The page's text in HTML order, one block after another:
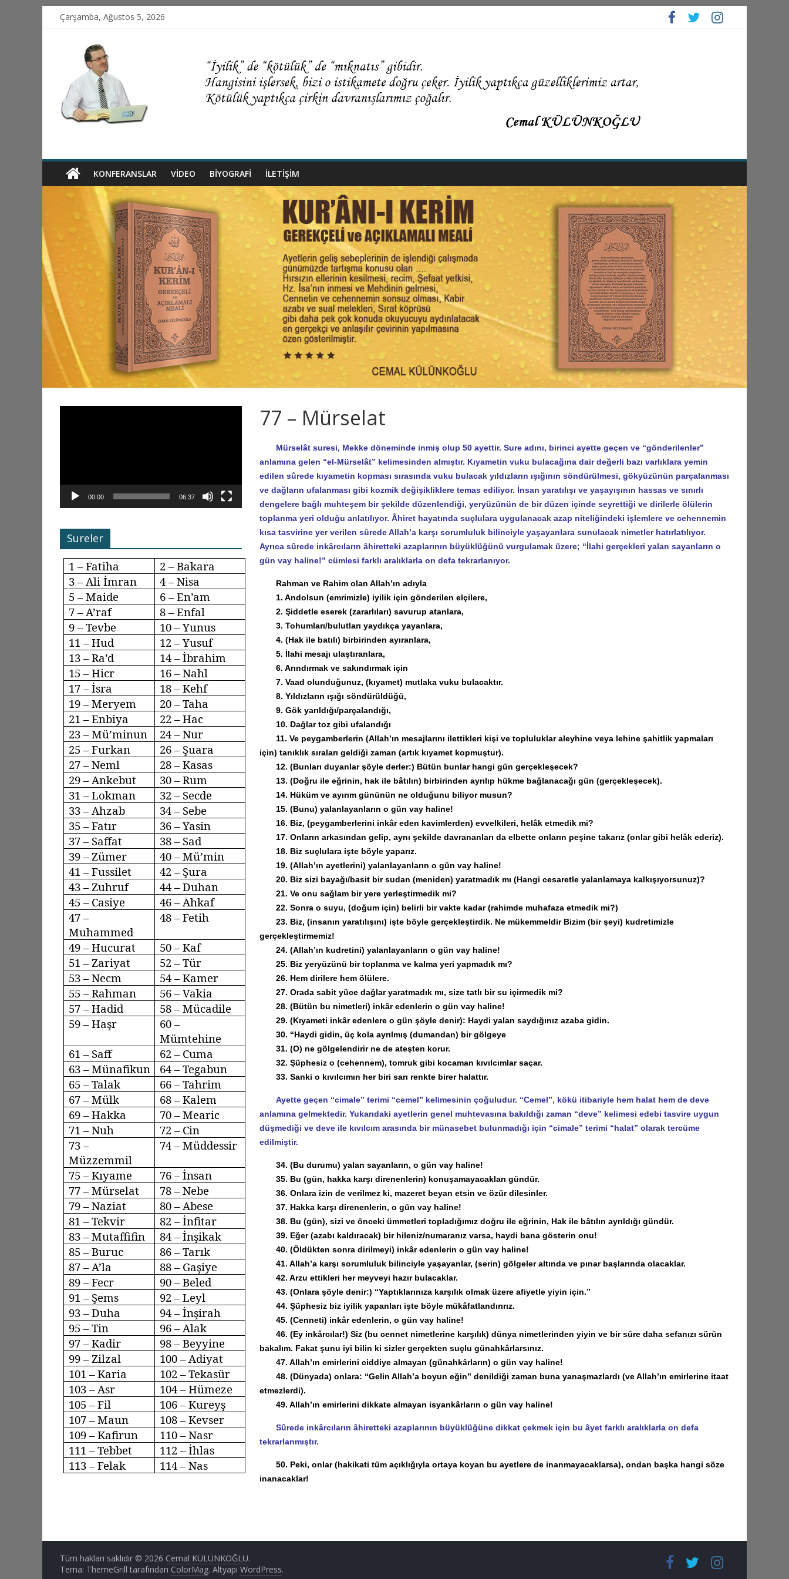
Çarşamba, Ağustos 5, 2026
KONFERANSLAR VIDEO BİYOGRAFİ İLETİŞİM
77 – Mürselat
Mürselât suresi, Mekke döneminde inmiş olup 50 ayettir. Sure adını, birinci ayette geçen ve “gönderilenler”
anlamına gelen “el-Mürselât” kelimesinden almıştır. Kıyametin vuku bulacağına dair değerli bazı varlıklara yemin
edilen sûrede kıyametin kopması sırasında vuku bulacak yıldızların ışığının söndürülmesi, gökyüzünün parçalanması
ve dağların ufalanması gibi kozmik değişikliklere temas ediliyor. İnsan yaratılışı ve yaşayışının hassas ve sınırlı
dengelere bağlı muhteşem bir şekilde düzenlendiği, yeryüzünün de bir düzen içinde seyrettiği ve dirilerle ölülerin
toplanma yeri olduğu anlatılıyor. Âhiret hayatında suçlulara uygulanacak azap niteliğindeki işlemlere ve cehennemin
kısa tasvirine yer verilen sûrede Allah’a karşı sorumluluk bilinciyle yaşayanlara sunulacak nimetler hatırlatılıyor.
Ayrıca sûrede inkârcıların âhiretteki azaplarının büyüklüğünü vurgulamak üzere; “İlahi gerçekleri yalan sayanların o
gün vay haline!” cümlesi farklı aralıklarla on defa tekrarlanıyor.
Rahman ve Rahim olan Allah’ın adıyla
1. Andolsun (emrimizle) iyilik için gönderilen elçilere,
2. Şiddetle eserek (zararlıları) savurup atanlara,
3. Tohumları/bulutları yaydıkça yayanlara,
4. (Hak ile batılı) birbirinden ayıranlara,
5. İlahi mesajı ulaştıranlara,
6. Arındırmak ve sakındırmak için
7. Vaad olunduğunuz, (kıyamet) mutlaka vuku bulacaktır.
8. Yıldızların ışığı söndürüldüğü,
9. Gök yarıldığı/parçalandığı,
10. Dağlar toz gibi ufalandığı
11. Ve peygamberlerin (Allah’ın mesajlarını ilettikleri kişi ve topluluklar aleyhine veya lehine şahitlik yapmaları
için) tanıklık sıraları geldiği zaman (artık kıyamet kopmuştur).
12. (Bunları duyanlar şöyle derler:) Bütün bunlar hangi gün gerçekleşecek?
13. (Doğru ile eğrinin, hak ile bâtılın) birbirinden ayrılıp hükme bağlanacağı gün (gerçekleşecek).
14. Hüküm ve ayırım gününün ne olduğunu biliyor musun?
15. (Bunu) yalanlayanların o gün vay haline!
16. Biz, (peygamberlerini inkâr eden kavimlerden) evvelkileri, helâk etmedik mi?
17. Onların arkasından gelip, aynı şekilde davrananları da elbette onların peşine takarız (onlar gibi helâk ederiz).
18. Biz suçlulara işte böyle yaparız.
19. (Allah’ın ayetlerini) yalanlayanların o gün vay haline!
20. Biz sizi bayağı/basit bir sudan (meniden) yaratmadık mı (Hangi cesaretle yalanlamaya kalkışıyorsunuz)?
21. Ve onu sağlam bir yere yerleştirmedik mi?
22. Sonra o suyu, (doğum için) belirli bir vakte kadar (rahimde muhafaza etmedik mi?)
23. Biz, (insanın yaratılışını) işte böyle gerçekleştirdik. Ne mükemmeldir Bizim (bir şeyi) kudretimizle
gerçekleştirmemiz!
24. (Allah’ın kudretini) yalanlayanların o gün vay haline!
25. Biz yeryüzünü bir toplanma ve kalma yeri yapmadık mı?
26. Hem dirilere hem ölülere.
27. Orada sabit yüce dağlar yaratmadık mı, size tatlı bir su içirmedik mi?
28. (Bütün bu nimetleri) inkâr edenlerin o gün vay haline!
29. (Kıyameti inkâr edenlere o gün şöyle denir): Haydi yalan saydığınız azaba gidin.
30. “Haydi gidin, üç kola ayrılmış (dumandan) bir gölgeye
31. (O) ne gölgelendirir ne de ateşten korur.
32. Şüphesiz o (cehennem), tomruk gibi kocaman kıvılcımlar saçar.
33. Sanki o kıvılcımın her biri sarı renkte birer halattır.
Ayette geçen “cimale” terimi “cemel” kelimesinin çoğuludur. “Cemel”, kökü itibariyle hem halat hem de deve
anlamına gelmektedir. Yukarıdaki ayetlerin genel muhtevasına bakıldığı zaman “deve” kelimesi edebi tasvire uygun
düşmediği ve deve ile kıvılcım arasında bir münasebet bulunmadığı için “cimale” terimi “halat” olarak tercüme
edilmiştir.
34. (Bu durumu) yalan sayanların, o gün vay haline!
35. Bu (gün, hakka karşı direnenlerin) konuşamayacakları gündür.
36. Onlara izin de verilmez ki, mazeret beyan etsin ve özür dilesinler.
37. Hakka karşı direnenlerin, o gün vay haline!
38. Bu (gün), sizi ve önceki ümmetleri topladığımız doğru ile eğrinin, Hak ile bâtılın ayrıldığı gündür.
39. Eğer (azabı kaldıracak) bir hileniz/numaranız varsa, haydi bana gösterin onu!
40. (Öldükten sonra dirilmeyi) inkâr edenlerin o gün vay haline!
41. Allah’a karşı sorumluluk bilinciyle yaşayanlar, (serin) gölgeler altında ve pınar başlarında olacaklar.
42. Arzu ettikleri her meyveyi hazır bulacaklar.
43. (Onlara şöyle denir:) “Yaptıklarınıza karşılık olmak üzere afiyetle yiyin için.”
44. Şüphesiz biz iyilik yapanları işte böyle mükâfatlandırırız.
45. (Cenneti) inkâr edenlerin, o gün vay haline!
46. (Ey inkârcılar!) Siz (bu cennet nimetlerine karşılık) dünya nimetlerinden yiyin ve bir süre daha sefanızı sürün
bakalım. Fakat şunu iyi bilin ki sizler gerçekten suçlu günahkârlarsınız.
47. Allah’ın emirlerini ciddiye almayan (günahkârların) o gün vay haline!
48. (Dünyada) onlara: “Gelin Allah’a boyun eğin” denildiği zaman buna yanaşmazlardı (ve Allah’ın emirlerine itaat
etmezlerdi).
49. Allah’ın emirlerini dikkate almayan isyankârların o gün vay haline!
Sûrede inkârcıların âhiretteki azaplarının büyüklüğüne dikkat çekmek için bu âyet farklı aralıklarla on defa
tekrarlanmıştır.
50. Peki, onlar (hakikati tüm açıklığıyla ortaya koyan bu ayetlere de inanmayacaklarsa), ondan başka hangi söze
inanacaklar!
00:00 06:37
Sureler
1 – Fatiha
2 – Bakara
3 – Ali İmran
4 – Nisa
5 – Maide
6 –En’am
7 –A’raf 8 –Enfal
9 –Tevbe
10 – Yunus
11 – Hud
12 – Yusuf
13 –Ra’d
14 – İbrahim
15 –Hicr 16 –Nahl
17 –İsra 18 –Kehf
19 – Meryem
20 – Taha
21 – Enbiya
22 – Hac
23 –Mü’minun
24 – Nur
25 – Furkan
26 – Şuara
27 –Neml 28 –Kasas
29 –Ankebut
30 – Rum
31 – Lokman
32 – Secde
33 –Ahzab 34 – Sebe
35 –Fatır
36 – Yasin
37 – Saffat
38 – Sad
39 –Zümer 40 –Mü’min
41 –Fussilet
42 – Şura
43 –Zuhruf 44 –Duhan
45 – Casiye 46 –Ahkaf
47 –
Muhammed
48 – Fetih
49 –Hucurat
50 – Kaf
51 –Zariyat
52 – Tür
53 –Necm
54 – Kamer
55 – Rahman
56 –Vakia
57 –Hadid 58 –Mücadile
59 –Haşr
60 –
Mümtehine
61 – Saff
62 – Cuma
63 –Münafikun 64 –Tegabun
65 – Talak
66 –Tahrim
67 – Mülk
68 – Kalem
69 – Hakka
70 –Mearic
71 – Nuh
72 – Cin
73 –
Müzzemmil
74 –Müddessir
75 –Kıyame
76 – İnsan
77 –Mürselat 78 –Nebe
79 –Naziat
80 – Abese
81 –Tekvir 82 –İnfitar
83 –Mutaffifin 84 –İnşikak
85 –Buruc
86 – Tarık
87 –A’la 88 – Gaşiye
89 –Fecr 90 –Beled
91 – Şems
92 –Leyl
93 –Duha
94 – İnşirah
95 – Tin
96 –Alak
97 – Kadir
98 –Beyyine
99 –Zilzal 100 –Adiyat
101 – Karia
102 –Tekasür
103 –Asr 104 –Hümeze
105 – Fil
106 –Kureyş
107 – Maun
108 – Kevser
109 –Kafirun 110 –Nasr
111 –Tebbet
112 – İhlas
113 –Felak 114 – Nas
Tüm hakları saklıdır © 2026 Cemal KÜLÜNKOĞLU.
Tema: ThemeGrill tarafından ColorMag. Altyapı WordPress.